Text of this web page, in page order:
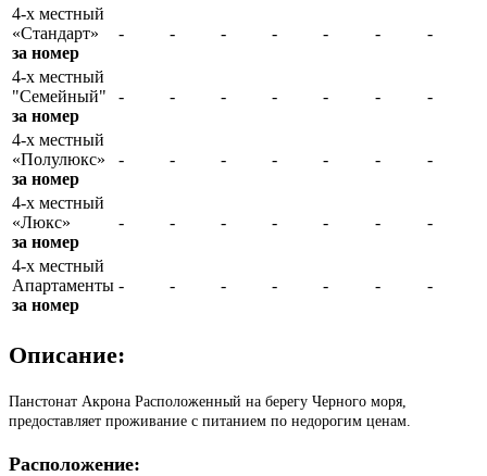
4-х местный
«Стандарт»
за номер
- - - - - - -
4-х местный
"Семейный"
за номер
- - - - - - -
4-х местный
«Полулюкс»
за номер
- - - - - - -
4-х местный
«Люкс»
за номер
- - - - - - -
4-х местный
Апартаменты
за номер
- - - - - - -
Описание:
Панстонат Акрона Расположенный на берегу Черного моря,
предоставляет проживание с питанием по недорогим ценам.
Расположение: